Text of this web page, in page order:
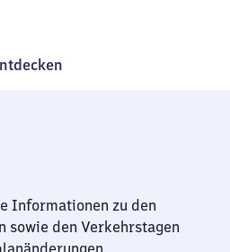
Informationen zu den
sowie den Verkehrstagen